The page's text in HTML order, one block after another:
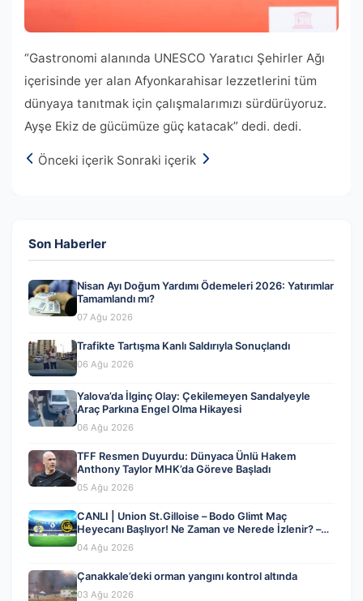
“Gastronomi alanında UNESCO Yaratıcı Şehirler Ağı
içerisinde yer alan Afyonkarahisar lezzetlerini tüm
dünyaya tanıtmak için çalışmalarımızı sürdürüyoruz.
Ayşe Ekiz de gücümüze güç katacak” dedi. dedi.
Önceki içerik Sonraki içerik
Son Haberler
Nisan Ayı Doğum Yardımı Ödemeleri 2026: Yatırımlar
Tamamlandı mı?
07 Ağu 2026
Trafikte Tartışma Kanlı Saldırıyla Sonuçlandı
06 Ağu 2026
Yalova’da İlginç Olay: Çekilemeyen Sandalyeyle
Araç Parkına Engel Olma Hikayesi
06 Ağu 2026
TFF Resmen Duyurdu: Dünyaca Ünlü Hakem
Anthony Taylor MHK’da Göreve Başladı
05 Ağu 2026
CANLI | Union St.Gilloise – Bodo Glimt Maç
Heyecanı Başlıyor! Ne Zaman ve Nerede İzlenir? –
04 Ağustos 2026
04 Ağu 2026
Çanakkale’deki orman yangını kontrol altında
03 Ağu 2026